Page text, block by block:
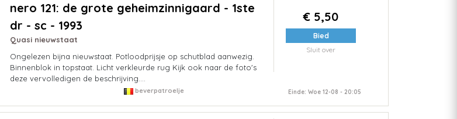
nero 121: de grote geheimzinnigaard - 1ste
dr - sc - 1993
Quasi nieuwstaat
Ongelezen bijna nieuwstaat. Potloodprijsje op schutblad aanwezig.
Binnenblok in topstaat. Licht verkleurde rug Kijk ook naar de foto's
deze vervolledigen de beschrijving....
€ 5,50
Bied
Sluit over
beverpatroelje Einde: Woe 12-08 - 20:05